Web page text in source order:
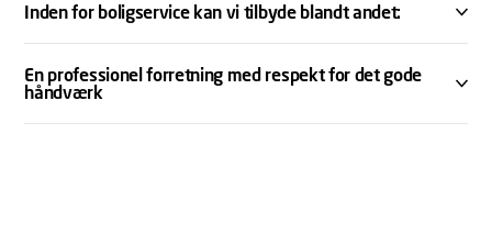
Inden for boligservice kan vi tilbyde blandt andet:
En professionel forretning med respekt for det gode
håndværk